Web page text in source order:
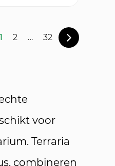
1 2 … 32
voor
Terraria
combineren